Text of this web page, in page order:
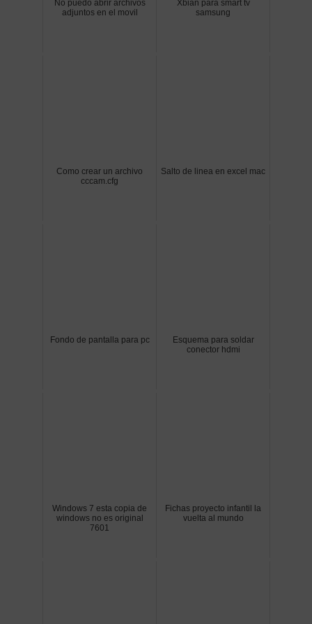
No puedo abrir archivos
adjuntos en el movil
Xbian para smart tv
samsung
Como crear un archivo
cccam.cfg
Salto de linea en excel mac
Fondo de pantalla para pc
Esquema para soldar
conector hdmi
Windows 7 esta copia de
windows no es original
7601
Fichas proyecto infantil la
vuelta al mundo